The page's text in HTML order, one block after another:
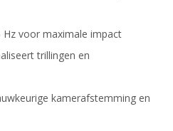
voor maximale impact
trillingen en
kamerafstemming en